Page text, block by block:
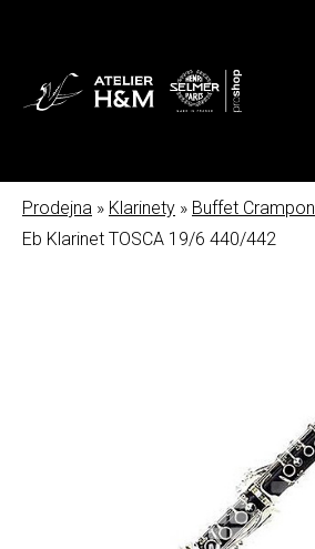
Prodejna » Klarinety » Buffet Crampon
Eb Klarinet TOSCA 19/6 440/442